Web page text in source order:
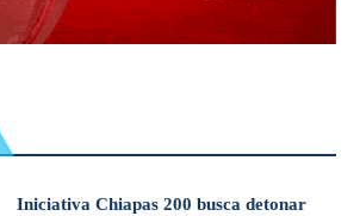
Iniciativa Chiapas 200 busca detonar